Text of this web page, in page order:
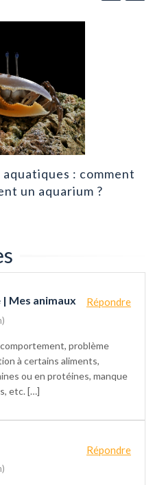
: comment
un aquarium ?
Mes animaux Répondre
problème
à certains aliments,
ou en protéines, manque
etc. […]
Répondre